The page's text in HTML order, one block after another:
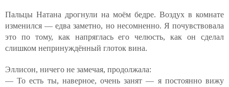
Пальцы Натана дрогнули на моём бедре. Воздух в комнате
изменился — едва заметно, но несомненно. Я почувствовала
это по тому, как напряглась его челюсть, как он сделал
слишком непринуждённый глоток вина.
Эллисон, ничего не замечая, продолжала:
— То есть ты, наверное, очень занят — я постоянно вижу